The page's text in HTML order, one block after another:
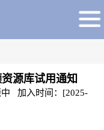
源库试用通知
加入时间：[2025-